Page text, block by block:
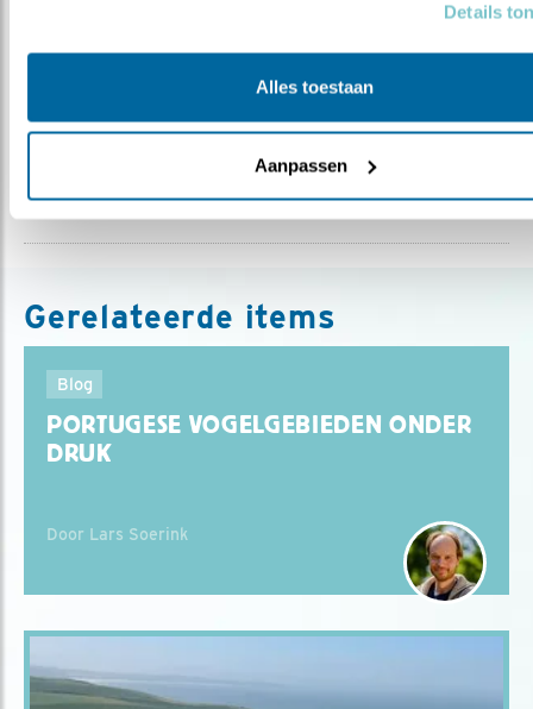
Details
Alles toestaan
Aanpassen
Vrijwilligerswerk
Gerelateerde items
Blog
PORTUGESE VOGELGEBIEDEN ONDER
DRUK
Door Lars Soerink